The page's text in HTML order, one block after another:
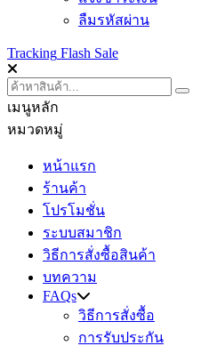
ลืมรหัสผ่าน
Tracking Flash Sale
เมนูหลัก
หมวดหมู่
หน้าแรก
ร้านค้า
โปรโมชั่น
ระบบสมาชิก
วิธีการสั่งซื้อสินค้า
บทความ
FAQs
วิธีการสั่งซื้อ
การรับประกัน